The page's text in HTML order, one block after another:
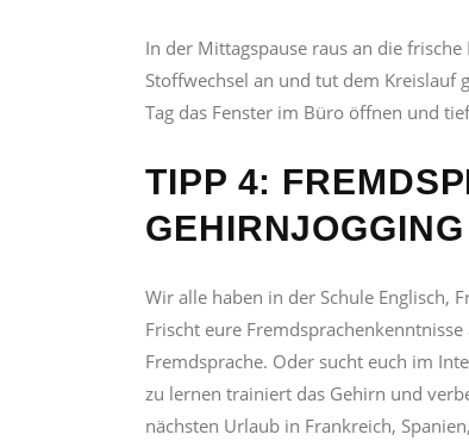
In der Mittagspause raus an die
Stoffwechsel an und tut dem Kreislauf
Tag das Fenster im Büro öffnen und
TIPP 4:
GEHIRNJOGGING
Wir alle haben in der Schule Englisch,
Frischt eure
Fremdsprache. Oder sucht euch im
zu lernen trainiert das Gehirn und
nächsten Urlaub in Frankreich,